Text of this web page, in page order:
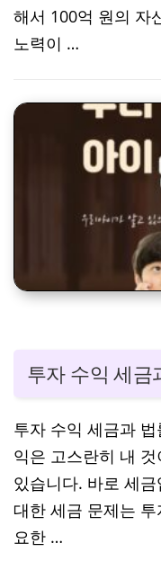
해서 100억 원의 자
노력이 …
투자 수익 세금
투자 수익 세금과
익은 고스란히 내
있습니다. 바로 세
대한 세금 문제는
요한 …